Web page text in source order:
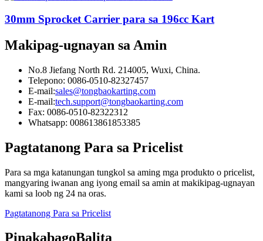
30mm Sprocket Carrier para sa 196cc Kart
Makipag-ugnayan sa Amin
No.8 Jiefang North Rd. 214005, Wuxi, China.
Telepono: 0086-0510-82327457
E-mail:sales@tongbaokarting.com
E-mail:tech.support@tongbaokarting.com
Fax: 0086-0510-82322312
Whatsapp: 008613861853385
Pagtatanong Para sa Pricelist
Para sa mga katanungan tungkol sa aming mga produkto o pricelist,
mangyaring iwanan ang iyong email sa amin at makikipag-ugnayan
kami sa loob ng 24 na oras.
Pagtatanong Para sa Pricelist
PinakabagoBalita